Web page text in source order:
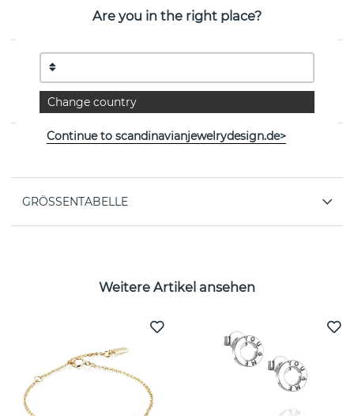
PRODUKTBESCHREIBUNG
Irregular Slim ist ein 18k Gold Ring von der
schwedischen Marke Efva Attling
EIGENSCHAFTEN
GRÖSSENTABELLE
Weitere Artikel ansehen
Are you in the right place?
Change country
Continue to scandinavianjewelrydesign.de>